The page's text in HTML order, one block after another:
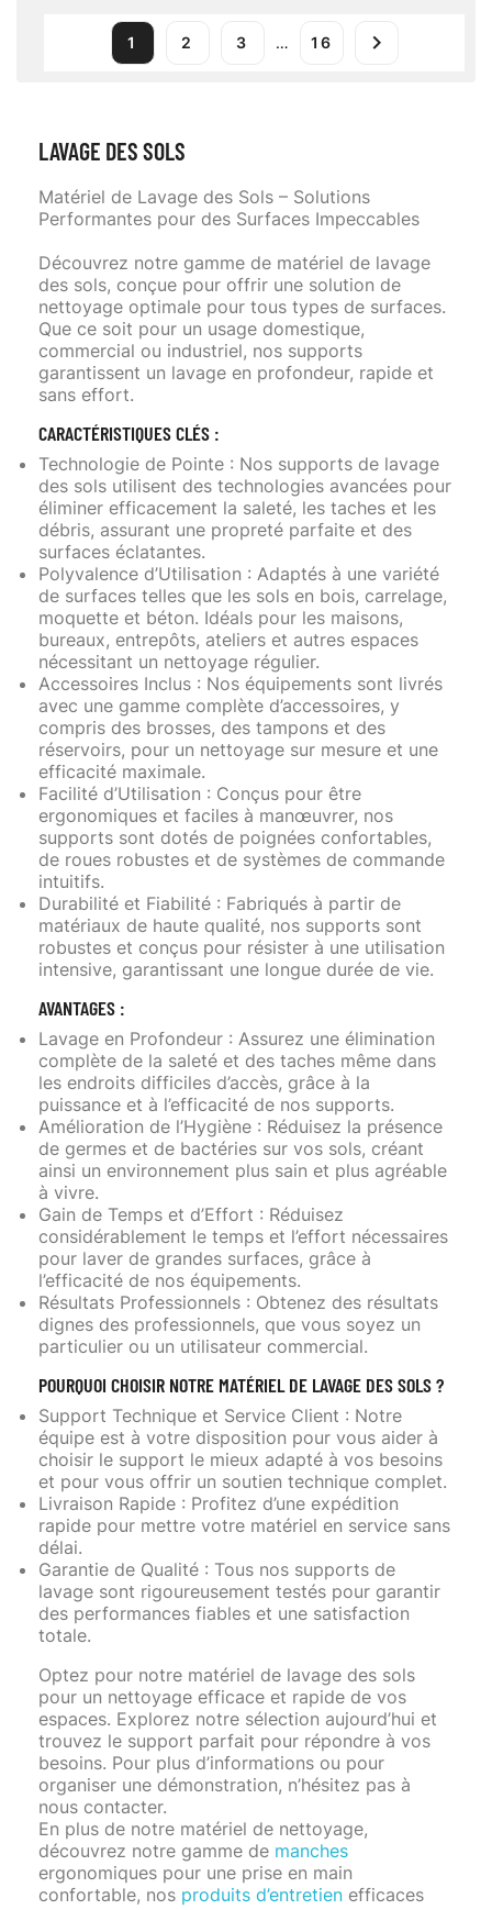
1 2 3 … 16 
LAVAGE DES SOLS
Matériel de Lavage des Sols – Solutions
Performantes pour des Surfaces Impeccables
Découvrez notre gamme de matériel de lavage
des sols, conçue pour offrir une solution de
nettoyage optimale pour tous types de surfaces.
Que ce soit pour un usage domestique,
commercial ou industriel, nos supports
garantissent un lavage en profondeur, rapide et
sans effort.
CARACTÉRISTIQUES CLÉS :
Technologie de Pointe : Nos supports de lavage
des sols utilisent des technologies avancées pour
éliminer efficacement la saleté, les taches et les
débris, assurant une propreté parfaite et des
surfaces éclatantes.
Polyvalence d’Utilisation : Adaptés à une variété
de surfaces telles que les sols en bois, carrelage,
moquette et béton. Idéals pour les maisons,
bureaux, entrepôts, ateliers et autres espaces
nécessitant un nettoyage régulier.
Accessoires Inclus : Nos équipements sont livrés
avec une gamme complète d’accessoires, y
compris des brosses, des tampons et des
réservoirs, pour un nettoyage sur mesure et une
efficacité maximale.
Facilité d’Utilisation : Conçus pour être
ergonomiques et faciles à manœuvrer, nos
supports sont dotés de poignées confortables,
de roues robustes et de systèmes de commande
intuitifs.
Durabilité et Fiabilité : Fabriqués à partir de
matériaux de haute qualité, nos supports sont
robustes et conçus pour résister à une utilisation
intensive, garantissant une longue durée de vie.
AVANTAGES :
Lavage en Profondeur : Assurez une élimination
complète de la saleté et des taches même dans
les endroits difficiles d’accès, grâce à la
puissance et à l’efficacité de nos supports.
Amélioration de l’Hygiène : Réduisez la présence
de germes et de bactéries sur vos sols, créant
ainsi un environnement plus sain et plus agréable
à vivre.
Gain de Temps et d’Effort : Réduisez
considérablement le temps et l’effort nécessaires
pour laver de grandes surfaces, grâce à
l’efficacité de nos équipements.
Résultats Professionnels : Obtenez des résultats
dignes des professionnels, que vous soyez un
particulier ou un utilisateur commercial.
POURQUOI CHOISIR NOTRE MATÉRIEL DE LAVAGE DES SOLS ?
Support Technique et Service Client : Notre
équipe est à votre disposition pour vous aider à
choisir le support le mieux adapté à vos besoins
et pour vous offrir un soutien technique complet.
Livraison Rapide : Profitez d’une expédition
rapide pour mettre votre matériel en service sans
délai.
Garantie de Qualité : Tous nos supports de
lavage sont rigoureusement testés pour garantir
des performances fiables et une satisfaction
totale.
Optez pour notre matériel de lavage des sols
pour un nettoyage efficace et rapide de vos
espaces. Explorez notre sélection aujourd’hui et
trouvez le support parfait pour répondre à vos
besoins. Pour plus d’informations ou pour
organiser une démonstration, n’hésitez pas à
nous contacter.
En plus de notre matériel de nettoyage,
découvrez notre gamme de manches
ergonomiques pour une prise en main
confortable, nos produits d’entretien efficaces